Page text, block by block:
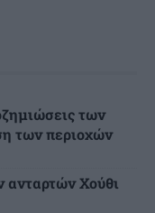
των
των περιοχών
Χούθι